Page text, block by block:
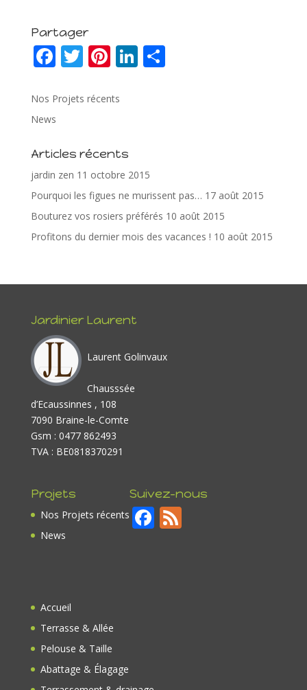
Partager
F
e
b
o
o
k
T
itt
Pi
er
st
Li
n
P
Nos Projets récents
News
Articles récents
jardin zen 11 octobre 2015
Pourquoi les figues ne murissent pas… 17 août 2015
Bouturez vos rosiers préférés 10 août 2015
Profitons du dernier mois des vacances ! 10 août 2015
Jardinier Laurent
Laurent Golinvaux
Chausssée
d’Ecaussinnes , 108
7090 Braine-le-Comte
Gsm : 0477 862493
TVA : BE0818370291
Projets
Nos Projets récents
News
Suivez-nous
F F
Accueil
Terrasse & Allée
Pelouse & Taille
Abattage & Élagage